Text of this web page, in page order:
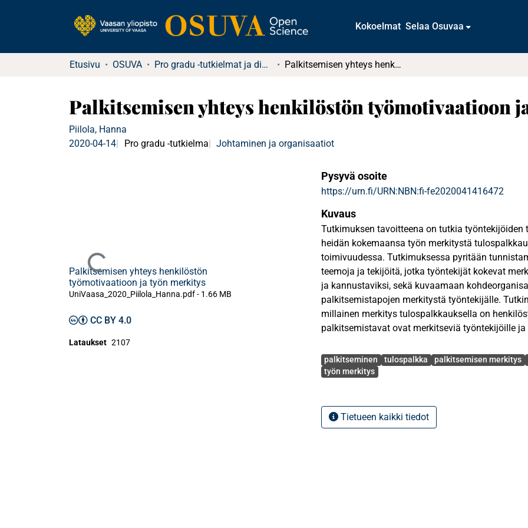
Kokoelmat Selaa Osuvaa
Etusivu OSUVA Pro gradu -tutkielmat ja diplomityöt Palkitsemisen yhteys henkilöstön työmotivaatioon ja työn merkitys
Palkitsemisen yhteys henkilöstön työmotivaatioon
Piilola, Hanna
2020-04-14
Pro gradu -tutkielma Johtaminen ja organisaatiot
Ladataan...
Palkitsemisen yhteys henkilöstön
työmotivaatioon ja työn merkitys
UniVaasa_2020_Piilola_Hanna.pdf - 1.66 MB
CC BY 4.0
Lataukset 2107
Pysyvä osoite
https://urn.fi/URN:NBN:fi-fe2020041416472
Kuvaus
Tutkimuksen tavoitteena on tutkia
heidän kokemaansa työn merkitystä
toimivuudessa. Tutkimuksessa pyritään
teemoja ja tekijöitä, jotka työntekijät kokevat
ja kannustaviksi, sekä kuvaamaan
palkitsemistapojen merkitystä työntekijälle.
millainen merkitys tulospalkkauksella on
palkitsemistavat ovat merkitseviä työntekijöille ja
kokemukseen työn merkitsevyydestä.
kerätyn empiirisen materiaalin analysointi
Palkisemisen ja motivaation välistä suhdetta on
kansallisesti kuin kansainvälisestikin.
Avainsanat
palkitseminen tulospalkka palkitsemisen merkitys
työn merkitys
Tietueen kaikki tiedot